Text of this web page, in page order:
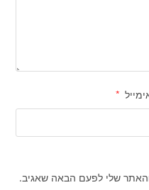
*
שלי לפעם הבאה שאגיב.